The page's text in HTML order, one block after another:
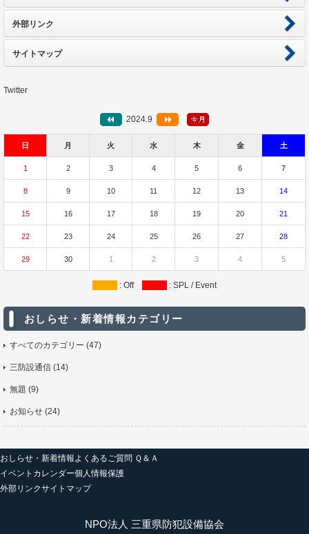
外部リンク
サイトマップ
Twitter
2024.9
日 月 火 水 木 金 土
1 2 3 4 5 6 7
8 9 10 11 12 13 14
15 16 17 18 19 20 21
22 23 24 25 26 27 28
29 30 1 2 3 4 5
: Off : SPL / Event
おしらせ・新着情報カテゴリー
すべてのカテゴリー (47)
三防設通信 (14)
無題 (9)
お知らせ (24)
おしらせ・新着情報よくあるご質問 Ｑ＆Ａ
イベントカレンダー個人情報保護
外部リンクサイトマップ
NPO法人 三重県防犯設備協会